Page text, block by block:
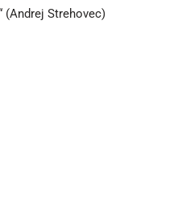
(Andrej Strehovec)